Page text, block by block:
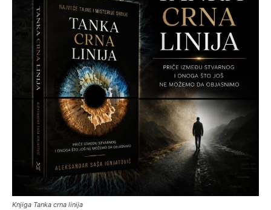
Knjiga Tanka crna linija